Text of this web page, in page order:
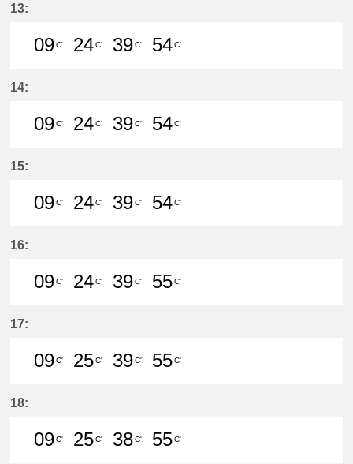
13:
09C'
24C'
39C'
54C'
14:
09C'
24C'
39C'
54C'
15:
09C'
24C'
39C'
54C'
16:
09C'
24C'
39C'
55C'
17:
09C'
25C'
39C'
55C'
18:
09C'
25C'
38C'
55C'